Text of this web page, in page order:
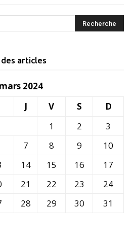
articles
mars 2024
J V S
D
1
2
3
7 8 9
10
14 15 16
17
21 22 23
24
28 29 30
31